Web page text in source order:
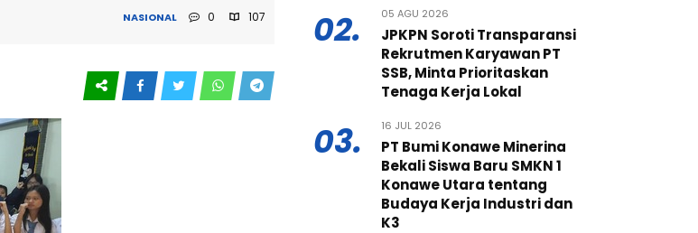
NASIONAL 0 107 02. 05 AGU 2026
JPKPN Soroti Transparansi
Rekrutmen Karyawan PT
SSB, Minta Prioritaskan
Tenaga Kerja Lokal
03. 16 JUL 2026
PT Bumi Konawe Minerina
Bekali Siswa Baru SMKN 1
Konawe Utara tentang
Budaya Kerja Industri dan
K3